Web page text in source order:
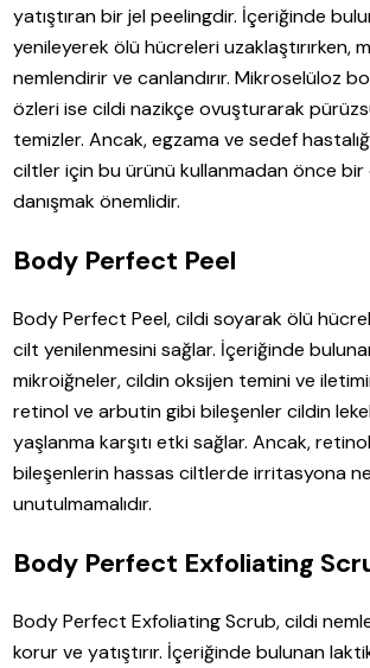
yatıştıran bir jel peelingdir. İçeriğinde
yenileyerek ölü hücreleri uzaklaştırırken,
nemlendirir ve canlandırır. Mikroselüloz
özleri ise cildi nazikçe ovuşturarak
temizler. Ancak, egzama ve sedef
ciltler için bu ürünü kullanmadan önce
danışmak önemlidir.
Body Perfect Peel
Body Perfect Peel, cildi soyarak ölü
cilt yenilenmesini sağlar. İçeriğinde
mikroiğneler, cildin oksijen temini ve
retinol ve arbutin gibi bileşenler cildin
yaşlanma karşıtı etki sağlar. Ancak,
bileşenlerin hassas ciltlerde irritasyona
unutulmamalıdır.
Body Perfect Exfoliating
Body Perfect Exfoliating Scrub, cildi
korur ve yatıştırır. İçeriğinde bulunan